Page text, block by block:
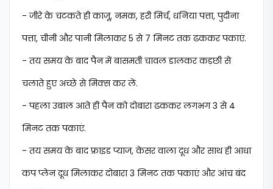
- जीरे के चटकते ही काजू, नमक, हरी मिर्च, धनिया पत्ता, पुदीना
पत्ता, चीनी और पानी मिलाकर 5 से 7 मिनट तक ढककर पकाएं.
- तय समय के बाद पैन में बासमती चावल डालकर कड़छी से
चलाते हुए अच्छे से मिक्स कर लें.
- पहला उबाल आते ही पैन को दोबारा ढककर लगभग 3 से 4
मिनट तक पकाएं.
- तय समय के बाद फ्राइड प्याज, केसर वाला दूध और साथ ही आधा
कप प्लेन दूध मिलाकर दोबारा 3 मिनट तक पकाएं और आंच बंद